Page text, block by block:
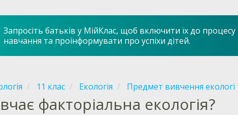
Запросіть батьків у МійКлас, щоб включити їх до процесу
навчання та проінформувати про успіхи дітей.
11 клас Екологія Предмет вивчення екологі
факторіальна екологія?